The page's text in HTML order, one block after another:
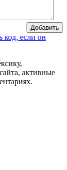
Добавить
активные